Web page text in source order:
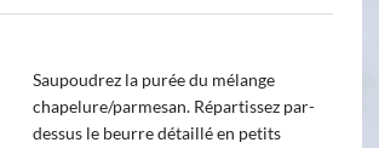
Saupoudrez la purée du mélange
chapelure/parmesan. Répartissez par-
dessus le beurre détaillé en petits